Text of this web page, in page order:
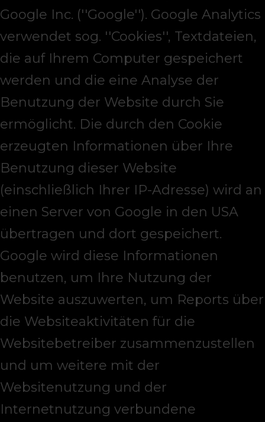
Google Inc. (''Google''). Google Analytics
verwendet sog. ''Cookies'', Textdateien,
die auf Ihrem Computer gespeichert
werden und die eine Analyse der
Benutzung der Website durch Sie
ermöglicht. Die durch den Cookie
erzeugten Informationen über Ihre
Benutzung dieser Website
(einschließlich Ihrer IP-Adresse) wird an
einen Server von Google in den USA
übertragen und dort gespeichert.
Google wird diese Informationen
benutzen, um Ihre Nutzung der
Website auszuwerten, um Reports über
die Websiteaktivitäten für die
Websitebetreiber zusammenzustellen
und um weitere mit der
Websitenutzung und der
Internetnutzung verbundene